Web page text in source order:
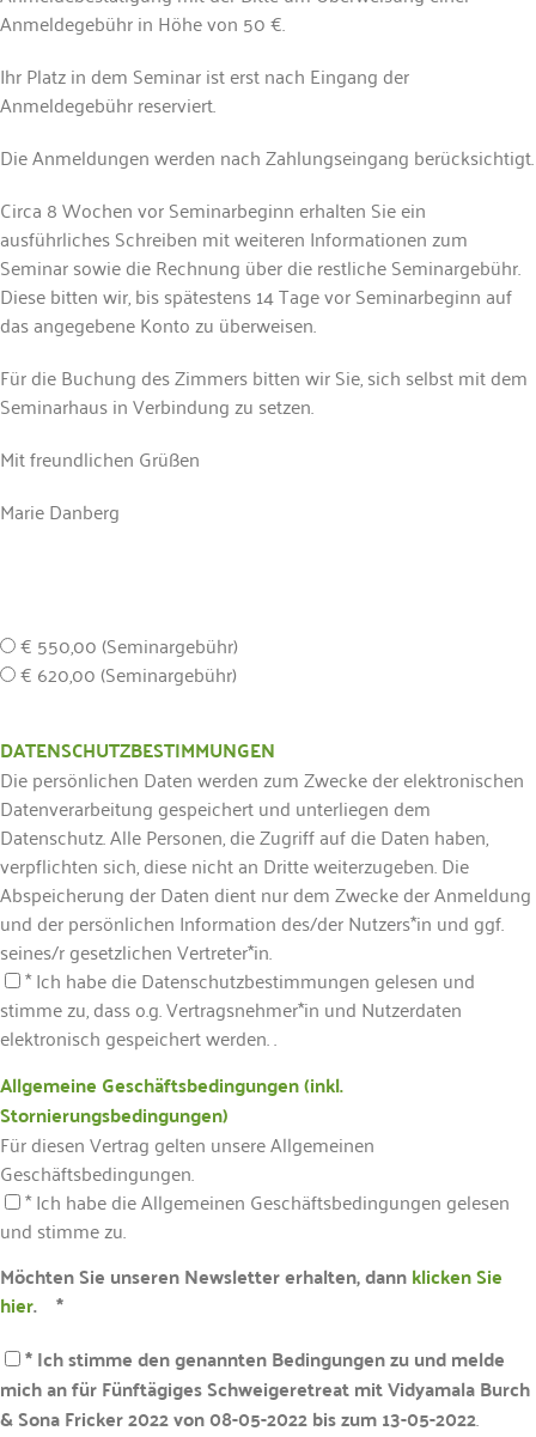
Anmeldegebühr in Höhe von 50 €.
Ihr Platz in dem Seminar ist erst nach Eingang der
Anmeldegebühr reserviert.
Die Anmeldungen werden nach Zahlungseingang berücksichtigt.
Circa 8 Wochen vor Seminarbeginn erhalten Sie ein
ausführliches Schreiben mit weiteren Informationen zum
Seminar sowie die Rechnung über die restliche Seminargebühr.
Diese bitten wir, bis spätestens 14 Tage vor Seminarbeginn auf
das angegebene Konto zu überweisen.
Für die Buchung des Zimmers bitten wir Sie, sich selbst mit dem
Seminarhaus in Verbindung zu setzen.
Mit freundlichen Grüßen
Marie Danberg
€ 550,00 (Seminargebühr)
€ 620,00 (Seminargebühr)
DATENSCHUTZBESTIMMUNGEN
Die persönlichen Daten werden zum Zwecke der elektronischen
Datenverarbeitung gespeichert und unterliegen dem
Datenschutz. Alle Personen, die Zugriff auf die Daten haben,
verpflichten sich, diese nicht an Dritte weiterzugeben. Die
Abspeicherung der Daten dient nur dem Zwecke der Anmeldung
und der persönlichen Information des/der Nutzers*in und ggf.
seines/r gesetzlichen Vertreter*in.
* Ich habe die Datenschutzbestimmungen gelesen und
stimme zu, dass o.g. Vertragsnehmer*in und Nutzerdaten
elektronisch gespeichert werden. .
Allgemeine Geschäftsbedingungen (inkl.
Stornierungsbedingungen)
Für diesen Vertrag gelten unsere Allgemeinen
Geschäftsbedingungen.
* Ich habe die Allgemeinen Geschäftsbedingungen gelesen
und stimme zu.
Möchten Sie unseren Newsletter erhalten, dannklicken Sie
hier. *
* Ich stimme den genannten Bedingungen zu und melde
mich an für Fünftägiges Schweigeretreat mit Vidyamala Burch
& Sona Fricker 2022 von 08-05-2022 bis zum 13-05-2022.